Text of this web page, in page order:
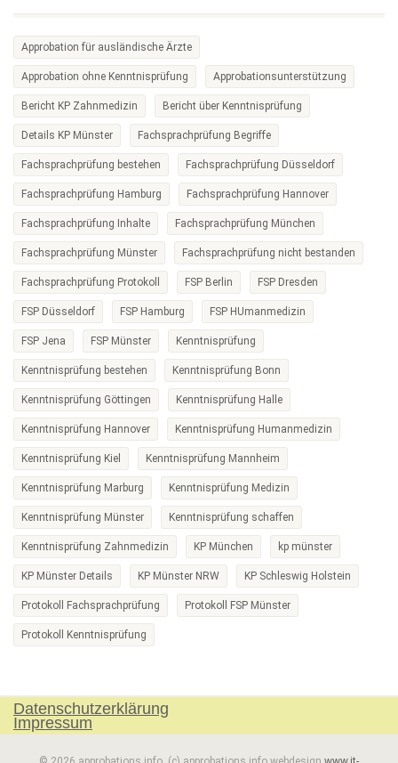
Approbation für ausländische Ärzte
Approbation ohne Kenntnisprüfung Approbationsunterstützung
Bericht KP Zahnmedizin Bericht über Kenntnisprüfung
Details KP Münster Fachsprachprüfung Begriffe
Fachsprachprüfung bestehen Fachsprachprüfung Düsseldorf
Fachsprachprüfung Hamburg Fachsprachprüfung Hannover
Fachsprachprüfung Inhalte Fachsprachprüfung München
Fachsprachprüfung Münster Fachsprachprüfung nicht bestanden
Fachsprachprüfung Protokoll FSP Berlin FSP Dresden
FSP Düsseldorf FSP Hamburg FSP HUmanmedizin
FSP Jena FSP Münster Kenntnisprüfung
Kenntnisprüfung bestehen Kenntnisprüfung Bonn
Kenntnisprüfung Göttingen Kenntnisprüfung Halle
Kenntnisprüfung Hannover Kenntnisprüfung Humanmedizin
Kenntnisprüfung Kiel Kenntnisprüfung Mannheim
Kenntnisprüfung Marburg Kenntnisprüfung Medizin
Kenntnisprüfung Münster Kenntnisprüfung schaffen
Kenntnisprüfung Zahnmedizin KP München kp münster
KP Münster Details KP Münster NRW KP Schleswig Holstein
Protokoll Fachsprachprüfung Protokoll FSP Münster
Protokoll Kenntnisprüfung
Datenschutzerklärung
Impressum